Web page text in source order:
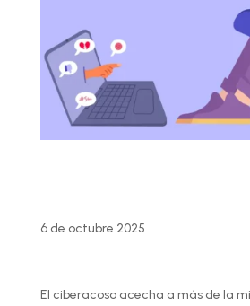
6 de octubre 2025
El ciberacoso acecha a más de la